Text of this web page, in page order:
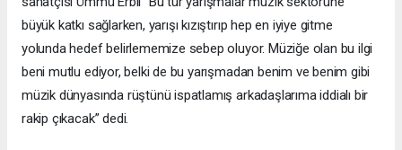
büyük katkı sağlarken, yarışı kızıştırıp hep en iyiye gitme
yolunda hedef belirlememize sebep oluyor. Müziğe olan bu ilgi
beni mutlu ediyor, belki de bu yarışmadan benim ve benim gibi
müzik dünyasında rüştünü ispatlamış arkadaşlarıma iddialı bir
rakip çıkacak” dedi.